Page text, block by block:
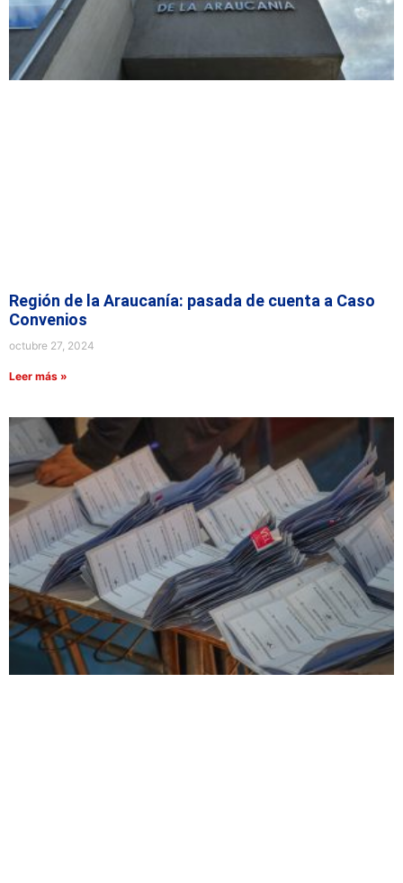
Región de la Araucanía: pasada de cuenta a Caso
Convenios
octubre 27, 2024
Leer más »